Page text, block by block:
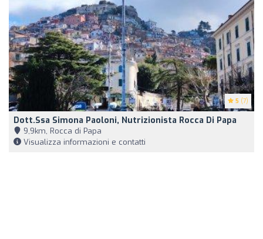
5 (7)
Dott.ssa Simona Paoloni, Nutrizionista Rocca Di Papa
9,9km, Rocca di Papa
Visualizza informazioni e contatti